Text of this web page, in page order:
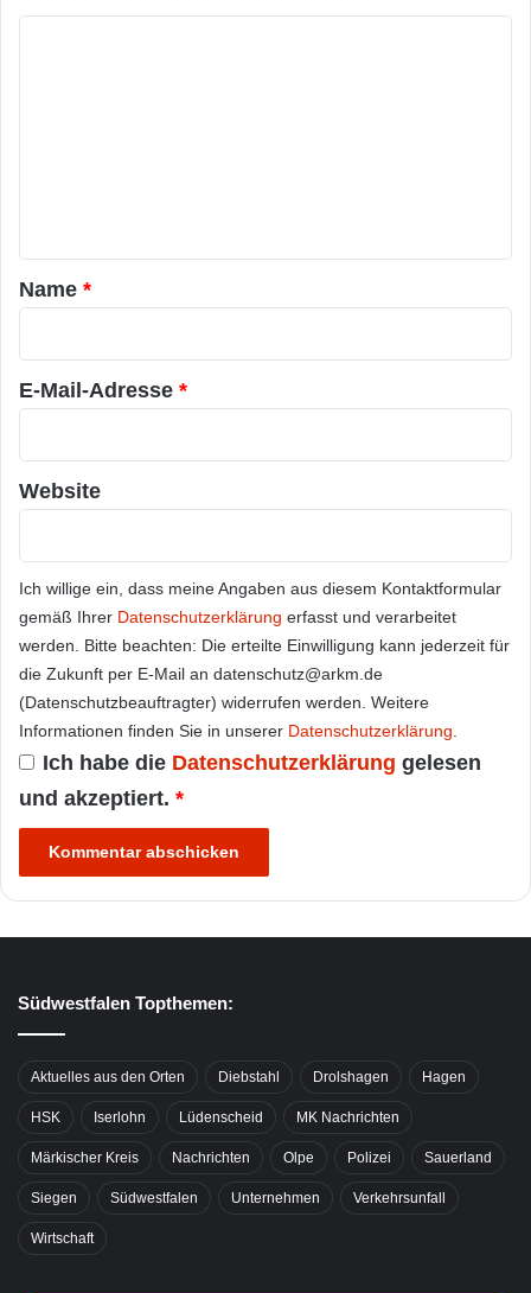
a
r
*
Name *
E-Mail-Adresse *
Website
Ich willige ein, dass meine Angaben aus diesem Kontaktformular
gemäß Ihrer Datenschutzerklärung erfasst und verarbeitet
werden. Bitte beachten: Die erteilte Einwilligung kann jederzeit für
die Zukunft per E-Mail an datenschutz@arkm.de
(Datenschutzbeauftragter) widerrufen werden. Weitere
Informationen finden Sie in unserer Datenschutzerklärung.
Ich habe die Datenschutzerklärung gelesen
und akzeptiert. *
Südwestfalen Topthemen:
Aktuelles aus den Orten Diebstahl Drolshagen Hagen
HSK Iserlohn Lüdenscheid MK Nachrichten
Märkischer Kreis Nachrichten Olpe Polizei Sauerland
Siegen Südwestfalen Unternehmen Verkehrsunfall
Wirtschaft